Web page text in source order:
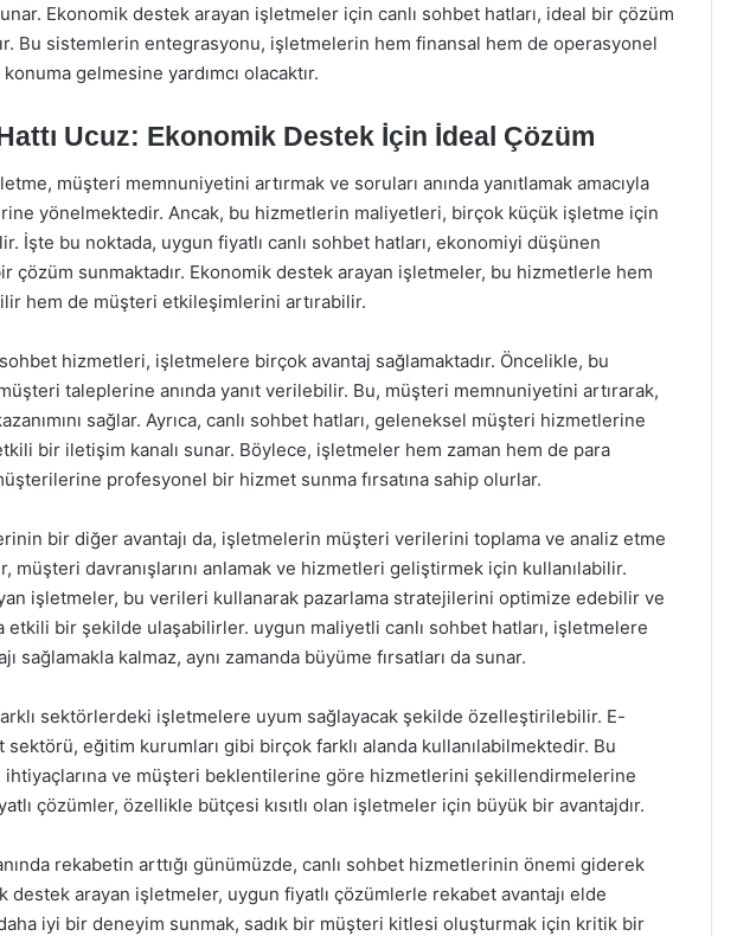
Ekonomik destek arayan işletmeler için canlı sohbet hatları, ideal bir çözüm
Bu sistemlerin entegrasyonu, işletmelerin hem finansal hem de operasyonel
gelmesine yardımcı olacaktır.
Ucuz: Ekonomik Destek İçin İdeal Çözüm
müşteri memnuniyetini artırmak ve soruları anında yanıtlamak amacıyla
yönelmektedir. Ancak, bu hizmetlerin maliyetleri, birçok küçük işletme için
İşte bu noktada, uygun fiyatlı canlı sohbet hatları, ekonomiyi düşünen
çözüm sunmaktadır. Ekonomik destek arayan işletmeler, bu hizmetlerle hem
hem de müşteri etkileşimlerini artırabilir.
hizmetleri, işletmelere birçok avantaj sağlamaktadır. Öncelikle, bu
taleplerine anında yanıt verilebilir. Bu, müşteri memnuniyetini artırarak,
sağlar. Ayrıca, canlı sohbet hatları, geleneksel müşteri hizmetlerine
etkili bir iletişim kanalı sunar. Böylece, işletmeler hem zaman hem de para
profesyonel bir hizmet sunma fırsatına sahip olurlar.
bir diğer avantajı da, işletmelerin müşteri verilerini toplama ve analiz etme
müşteri davranışlarını anlamak ve hizmetleri geliştirmek için kullanılabilir.
işletmeler, bu verileri kullanarak pazarlama stratejilerini optimize edebilir ve
bir şekilde ulaşabilirler. uygun maliyetli canlı sohbet hatları, işletmelere
sağlamakla kalmaz, aynı zamanda büyüme fırsatları da sunar.
sektörlerdeki işletmelere uyum sağlayacak şekilde özelleştirilebilir. E-
eğitim kurumları gibi birçok farklı alanda kullanılabilmektedir. Bu
ve müşteri beklentilerine göre hizmetlerini şekillendirmelerine
çözümler, özellikle bütçesi kısıtlı olan işletmeler için büyük bir avantajdır.
rekabetin arttığı günümüzde, canlı sohbet hizmetlerinin önemi giderek
destek arayan işletmeler, uygun fiyatlı çözümlerle rekabet avantajı elde
iyi bir deneyim sunmak, sadık bir müşteri kitlesi oluşturmak için kritik bir